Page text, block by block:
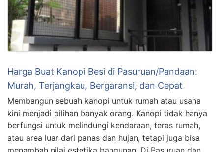
Harga Buat Kanopi Besi di Pasuruan/Pandaan:
Murah, Terjangkau, Bergaransi, dan Cepat
Membangun sebuah kanopi untuk rumah atau usaha
kini menjadi pilihan banyak orang. Kanopi tidak hanya
berfungsi untuk melindungi kendaraan, teras rumah,
atau area luar dari panas dan hujan, tetapi juga bisa